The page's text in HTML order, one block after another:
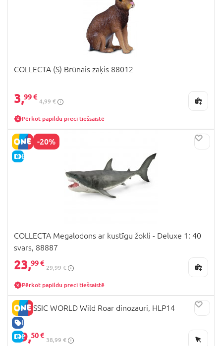
COLLECTA (S) Brūnais zaķis 88012
3,99 €
4,99 €
Pērkot papildu preci tiešsaistē
-20%
E-CENA
COLLECTA Megalodons ar kustīgu žokli - Deluxe 1: 40
svars, 88887
23,99 €
29,99 €
Pērkot papildu preci tiešsaistē
LABA CENA
E-CENA
JURASSIC WORLD Wild Roar dinozauri, HLP14
19,50 €
38,99 €